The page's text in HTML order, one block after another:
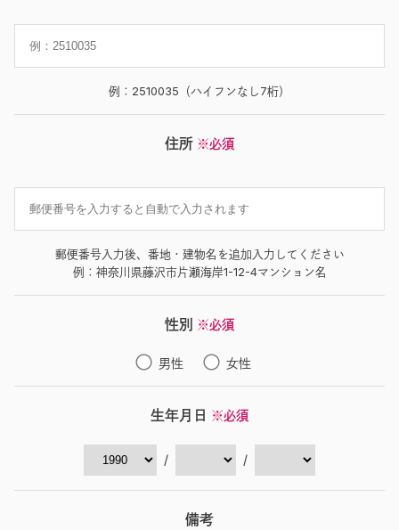
例：2510035（ハイフンなし7桁）
住所 ※必須
郵便番号入力後、番地・建物名を追加入力してください
例：神奈川県藤沢市片瀬海岸1-12-4マンション名
性別 ※必須
男性 女性
生年月日 ※必須
/ /
備考